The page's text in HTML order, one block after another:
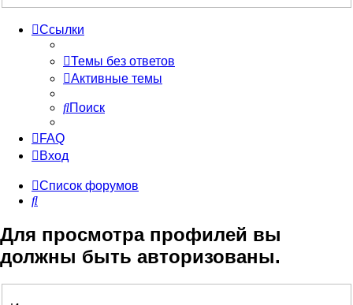
Ссылки
Темы без ответов
Активные темы
Поиск
FAQ
Вход
Список форумов
Поиск
Для просмотра профилей вы
должны быть авторизованы.